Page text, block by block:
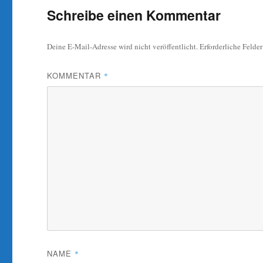
Schreibe einen Kommentar
Deine E-Mail-Adresse wird nicht veröffentlicht.Erforderliche
KOMMENTAR *
NAME *